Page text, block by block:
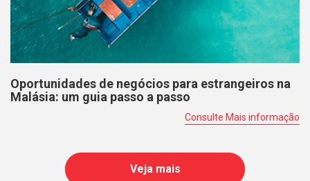
Oportunidades de negócios para estrangeiros na
Malásia: um guia passo a passo
Consulte Mais informação
Veja mais